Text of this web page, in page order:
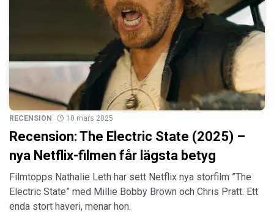
RECENSION 10 mars 2025
Recension: The Electric State (2025) –
nya Netflix-filmen får lägsta betyg
Filmtopps Nathalie Leth har sett Netflix nya storfilm ”The
Electric State” med Millie Bobby Brown och Chris Pratt. Ett
enda stort haveri, menar hon.